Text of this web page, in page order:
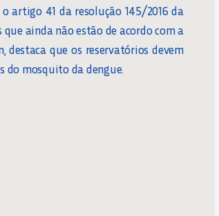
artigo 41 da resolução 145/2016 da
que ainda não estão de acordo com a
destaca que os reservatórios devem
do mosquito da dengue.